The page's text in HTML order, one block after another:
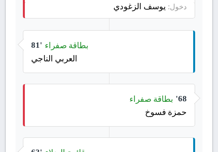
دخول: يوسف الزغودي
81' بطاقة صفراء
العربي الناجي
68' بطاقة صفراء
حمزة فسوخ